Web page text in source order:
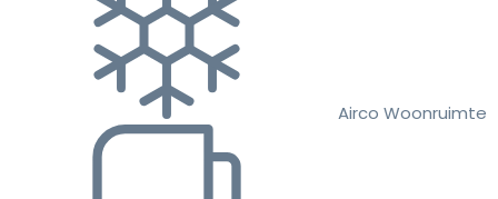
Airco Woonruimte